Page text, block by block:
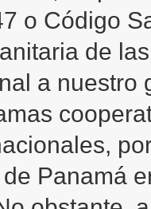
o Código
de
a nuestro
Panamá